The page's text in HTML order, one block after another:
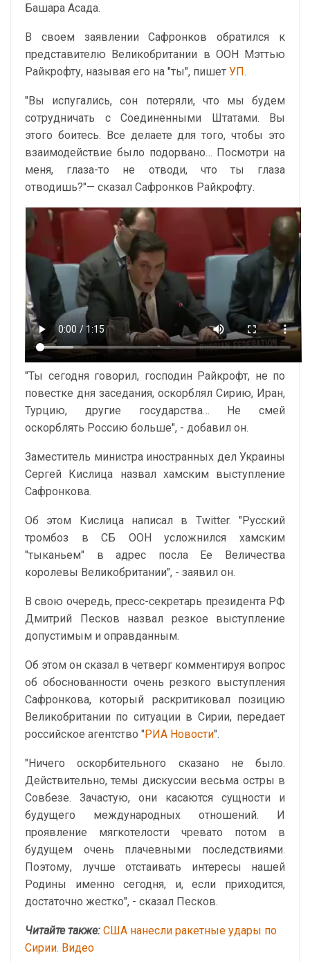
Башара Асада.
В своем заявлении Сафронков обратился к
представителю Великобритании в ООН Мэттью
Райкрофту, называя его на "ты", пишет УП.
"Вы испугались, сон потеряли, что мы будем
сотрудничать с Соединенными Штатами. Вы
этого боитесь. Все делаете для того, чтобы это
взаимодействие было подорвано… Посмотри на
меня, глаза-то не отводи, что ты глаза
отводишь?"— сказал Сафронков Райкрофту.
"Ты сегодня говорил, господин Райкрофт, не по
повестке дня заседания, оскорблял Сирию, Иран,
Турцию, другие государства… Не смей
оскорблять Россию больше", - добавил он.
Заместитель министра иностранных дел Украины
Сергей Кислица назвал хамским выступление
Сафронкова.
Об этом Кислица написал в Twitter. "Русский
тромбоз в СБ ООН усложнился хамским
"тыканьем" в адрес посла Ее Величества
королевы Великобритании", - заявил он.
В свою очередь, пресс-секретарь президента РФ
Дмитрий Песков назвал резкое выступление
допустимым и оправданным.
Об этом он сказал в четверг комментируя вопрос
об обоснованности очень резкого выступления
Сафронкова, который раскритиковал позицию
Великобритании по ситуации в Сирии, передает
российское агентство "РИА Новости".
"Ничего оскорбительного сказано не было.
Действительно, темы дискуссии весьма остры в
Совбезе. Зачастую, они касаются сущности и
будущего международных отношений. И
проявление мягкотелости чревато потом в
будущем очень плачевными последствиями.
Поэтому, лучше отстаивать интересы нашей
Родины именно сегодня, и, если приходится,
достаточно жестко", - сказал Песков.
Читайте также: США нанесли ракетные удары по
Сирии. Видео